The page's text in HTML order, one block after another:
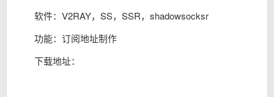
软件：V2RAY，SS，SSR，shadowsocksr
功能：订阅地址制作
下载地址：